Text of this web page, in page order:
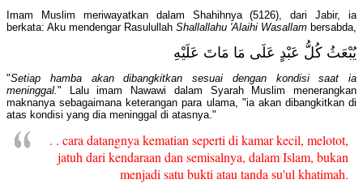
Imam Muslim meriwayatkan dalam Shahihnya (5126), dari Jabir, ia
berkata: Aku mendengar Rasulullah Shallallahu 'Alaihi Wasallam bersabda,
يُبْعَثُ كُلُّ عَبْدٍ عَلَى مَا مَاتَ عَلَيْهِ
"Setiap hamba akan dibangkitkan sesuai dengan kondisi saat ia
meninggal." Lalu imam Nawawi dalam Syarah Muslim menerangkan
maknanya sebagaimana keterangan para ulama, "ia akan dibangkitkan di
atas kondisi yang dia meninggal di atasnya."
. . cara datangnya kematian seperti di kamar kecil, melotot,
jatuh dari kendaraan dan semisalnya, dalam Islam, bukan
menjadi satu bukti atau tanda su'ul khatimah.